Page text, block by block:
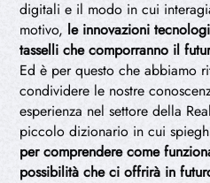
digitali e il modo in cui
motivo, le innovazioni
tasselli che comporranno il
Ed è per questo che abbiamo
condividere le nostre
esperienza nel settore della
piccolo dizionario in cui
per comprendere come
possibilità che ci offrirà in